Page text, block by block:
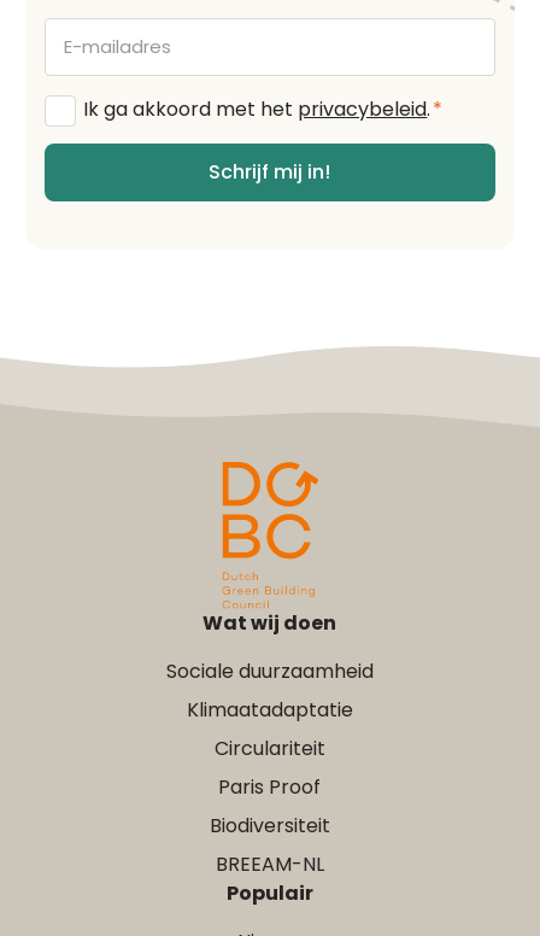
E-
mailadres
Algemene
voorwaarden
Ik ga akkoord met het privacybeleid.*
Schrijf mij in!
Wat wij doen
Sociale duurzaamheid
Klimaatadaptatie
Circulariteit
Paris Proof
Biodiversiteit
BREEAM-NL
Populair